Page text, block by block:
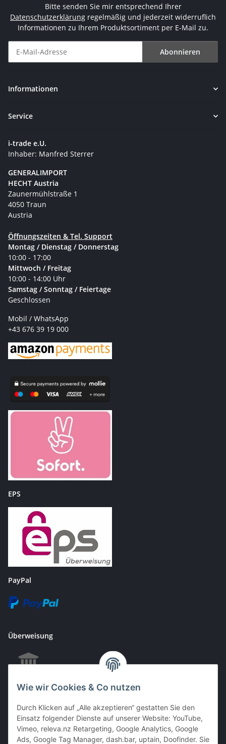
Wie wir Cookies & Co nutzen
Durch Klicken auf „Alle akzeptieren“ gestatten Sie den
Einsatz folgender Dienste auf unserer Website: YouTube,
Vimeo, releva.nz Retargeting, Google Analytics, Google
Ads, Google Tag Manager, dash.bar, uptain, Doofinder. Sie
Bitte senden Sie mir entsprechend Ihrer
Datenschutzerklärung regelmäßig und jederzeit widerruflich
Informationen zu Ihrem Produktsortiment per E-Mail zu.
Abonnieren
Informationen
Service
i-trade e.U.
Inhaber: Manfred Sterrer
GENERALIMPORT
HECHT Austria
Zaunermühlstraße 1
4050 Traun
Austria
Öffnungszeiten & Tel. Support
Montag / Dienstag / Donnerstag
10:00 - 17:00
Mittwoch / Freitag
10:00 - 14:00 Uhr
Samstag / Sonntag / Feiertage
Geschlossen
Mobil / WhatsApp
+43 676 39 19 000
EPS
PayPal
Überweisung
EC & Kreditkartenzahlung bei Abholung
Barzahlung bei Abholung